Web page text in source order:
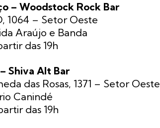
– Woodstock Rock Bar
1064 – Setor Oeste
Araújo e Banda
das 19h
Shiva Alt Bar
das Rosas, 1371 – Setor Oeste
Canindé
das 19h